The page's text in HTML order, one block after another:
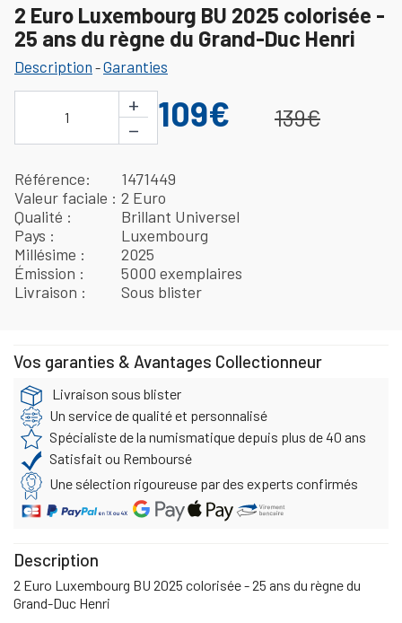
2 Euro Luxembourg BU 2025 colorisée -
25 ans du règne du Grand-Duc Henri
Description -Garanties
1
+
−
109€ 139€
Référence
1471449
Valeur faciale
2 Euro
Qualité
Brillant Universel
Pays
Luxembourg
Millésime
2025
Émission
5000 exemplaires
Livraison
Sous blister
Vos garanties & Avantages Collectionneur
Livraison sous blister
Un service de qualité et personnalisé
Spécialiste de la numismatique depuis plus de 40 ans
Satisfait ou Remboursé
Une sélection rigoureuse par des experts confirmés
Description
2 Euro Luxembourg BU 2025 colorisée - 25 ans du règne du
Grand-Duc Henri